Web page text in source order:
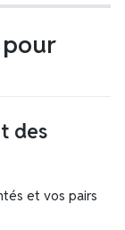
pour
des
et vos pairs